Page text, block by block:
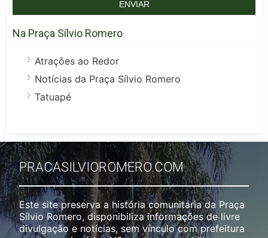
Na Praça Sílvio Romero
Atrações ao Redor
Notícias da Praça Sílvio Romero
Tatuapé
PRACASILVIOROMERO.COM
Este site preserva a história comunitária da Praça
Sílvio Romero, disponibiliza informações de livre
divulgação e notícias, sem vínculo com prefeitura